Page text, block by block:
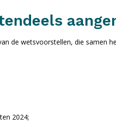
de wetsvoorstellen, die samen
2024;